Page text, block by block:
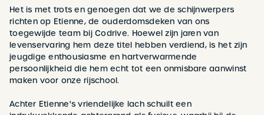
Het is met trots en genoegen dat we de schijnwerpers
richten op Etienne, de ouderdomsdeken van ons
toegewijde team bij Codrive. Hoewel zijn jaren van
levenservaring hem deze titel hebben verdiend, is het zijn
jeugdige enthousiasme en hartverwarmende
persoonlijkheid die hem echt tot een onmisbare aanwinst
maken voor onze rijschool.
Achter Etienne's vriendelijke lach schuilt een